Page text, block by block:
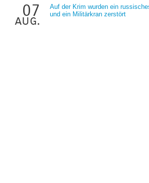
07
aug.
Auf der Krim wurden ein
und ein Militärkran zerstört